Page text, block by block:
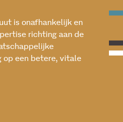
is onafhankelijk en
richting aan de
op een betere, vitale